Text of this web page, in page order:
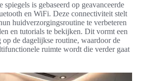
is gebaseerd op geavanceerde
en WiFi. Deze connectiviteit stelt
huidverzorgingsroutine te verbeteren
en tutorials te bekijken. Dit vormt een
de dagelijkse routine, waardoor de
ruimte wordt die verder gaat